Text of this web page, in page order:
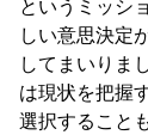
というミッシ
しい意思決定
してまいりま
は現状を把握
選択すること